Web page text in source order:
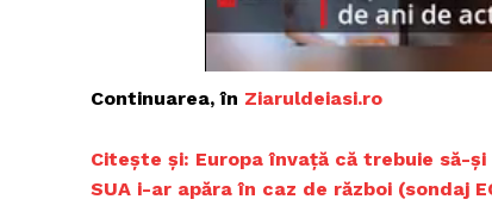
Continuarea, în Ziaruldeiasi.ro
Citește și: Europa învață că trebuie să-
SUA i-ar apăra în caz de război (sondaj